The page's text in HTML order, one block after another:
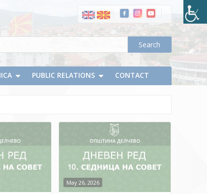
PUBLIC RELATIONS CONTACT
May 26, 2026